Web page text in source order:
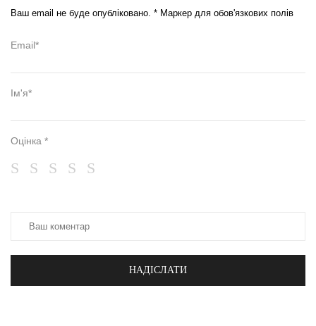
Ваш email не буде опубліковано. * Маркер для обов'язкових полів
Email*
Ім'я*
Оцінка *
НАДІСЛАТИ